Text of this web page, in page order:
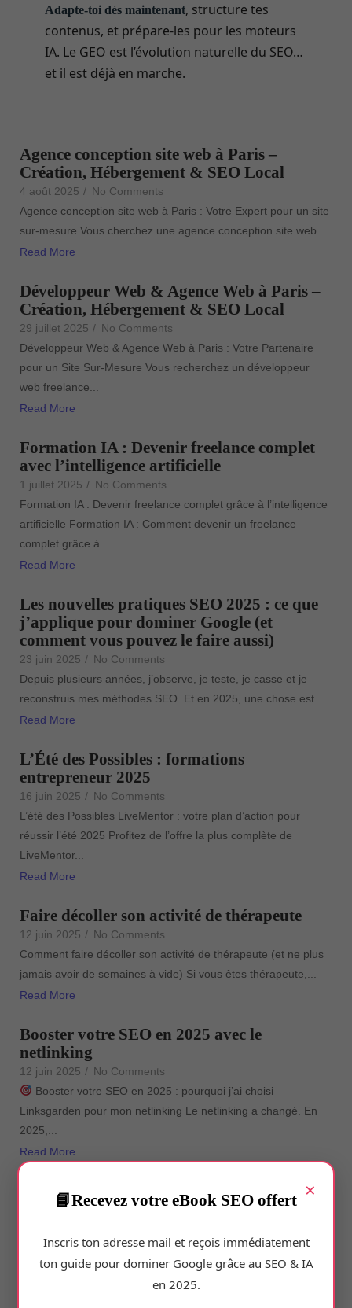
Adapte-toi dès maintenant, structure tes
contenus, et prépare-les pour les moteurs
IA. Le GEO est l’évolution naturelle du SEO…
et il est déjà en marche.
Agence conception site web à Paris –
Création, Hébergement & SEO Local
4 août 2025 / No Comments
Agence conception site web à Paris : Votre Expert pour un site
sur-mesure Vous cherchez une agence conception site web...
Read More
Développeur Web & Agence Web à Paris –
Création, Hébergement & SEO Local
29 juillet 2025 / No Comments
Développeur Web & Agence Web à Paris : Votre Partenaire
pour un Site Sur-Mesure Vous recherchez un développeur
web freelance...
Read More
Formation IA : Devenir freelance complet
avec l’intelligence artificielle
1 juillet 2025 / No Comments
Formation IA : Devenir freelance complet grâce à l’intelligence
artificielle Formation IA : Comment devenir un freelance
complet grâce à...
Read More
Les nouvelles pratiques SEO 2025 : ce que
j’applique pour dominer Google (et
comment vous pouvez le faire aussi)
23 juin 2025 / No Comments
Depuis plusieurs années, j’observe, je teste, je casse et je
reconstruis mes méthodes SEO. Et en 2025, une chose est...
Read More
L’Été des Possibles : formations
entrepreneur 2025
16 juin 2025 / No Comments
L’été des Possibles LiveMentor : votre plan d’action pour
réussir l’été 2025 Profitez de l’offre la plus complète de
LiveMentor...
Read More
Faire décoller son activité de thérapeute
12 juin 2025 / No Comments
Comment faire décoller son activité de thérapeute (et ne plus
jamais avoir de semaines à vide) Si vous êtes thérapeute,...
Read More
Booster votre SEO en 2025 avec le
netlinking
12 juin 2025 / No Comments
Booster votre SEO en 2025 : pourquoi j’ai choisi
Linksgarden pour mon netlinking Le netlinking a changé. En
2025,...
Read More
Quelle agence web choisir ?
12 juin 2025 / No Comments
internet (et pourquoi vous devriez leur écrire tout de suite)
Quand...
×
Recevez votre eBook SEO offert
Inscris ton adresse mail et reçois immédiatement
ton guide pour dominer Google grâce au SEO & IA
en 2025.